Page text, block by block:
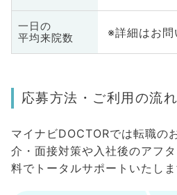
一日の
平均来院数
※詳細はお
応募方法・ご利用の流れ
マイナビDOCTORでは転職の
介・面接対策や入社後のアフ
料でトータルサポートいたしま